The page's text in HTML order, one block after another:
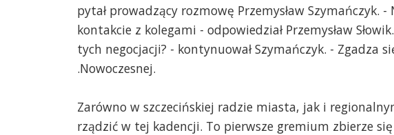
pytał prowadzący rozmowę Przemysław Szymańczyk. -
kontakcie z kolegami - odpowiedział Przemysław
tych negocjacji? - kontynuował Szymańczyk. - Zgadza
.Nowoczesnej.
Zarówno w szczecińskiej radzie miasta, jak i
rządzić w tej kadencji. To pierwsze gremium zbierze